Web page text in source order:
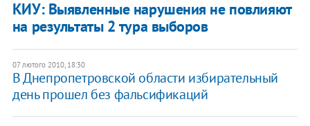
КИУ: Выявленные нарушения не повлияют
на результаты 2 тура выборов
07 лютого 2010, 18:30
В Днепропетровской области избирательный
день прошел без фальсификаций